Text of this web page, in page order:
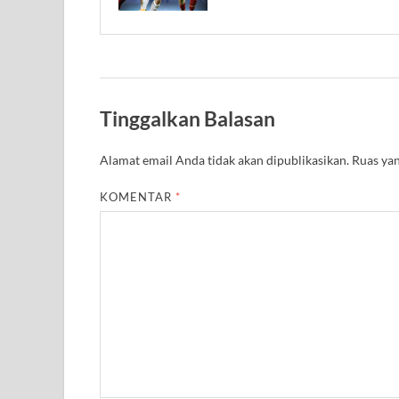
Tinggalkan Balasan
Alamat email Anda tidak akan dipublikasikan. Ruas
KOMENTAR *